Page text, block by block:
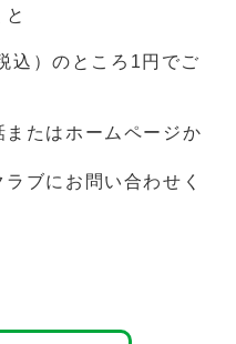
込）のところ1円でご
たはホームページか
ブにお問い合わせく